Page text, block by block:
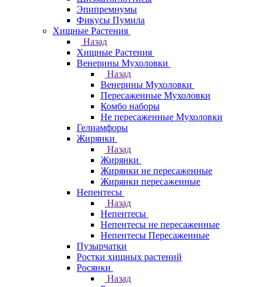
Эпипремнумы
Фикусы Пумила
Хищные Растения
Назад
Хищные Растения
Венерины Мухоловки
Назад
Венерины Мухоловки
Пересаженные Мухоловки
Комбо наборы
Не пересаженные Мухоловки
Гелиамфоры
Жирянки
Назад
Жирянки
Жирянки не пересаженные
Жирянки пересаженные
Непентесы
Назад
Непентесы
Непентесы не пересаженные
Непентесы Пересаженные
Пузырчатки
Ростки хищных растений
Росянки
Назад